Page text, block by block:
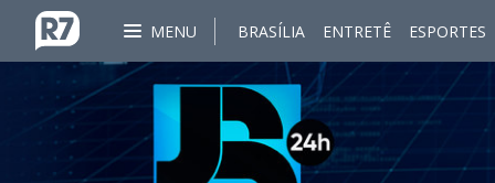
MENU BRASÍLIA ENTRETÊ ESPORTES